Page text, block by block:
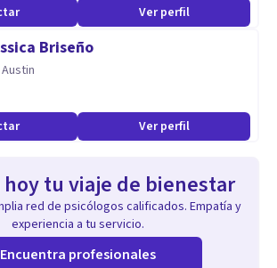
Ver perfil
Briseño
Austin
Ver perfil
hoy tu viaje de bienestar
red de psicólogos calificados. Empatía y
experiencia a tu servicio.
Encuentra profesionales